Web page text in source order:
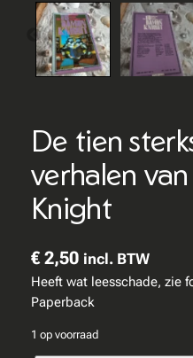
De tien
verhalen
Knight
€2,50 incl. BTW
Heeft wat leesschade, zie
Paperback
1 op voorraad